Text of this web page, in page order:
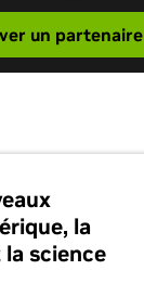
un partenaire
la
science